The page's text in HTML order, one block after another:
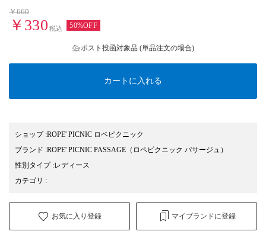
￥660
￥330 税込 50%OFF
ポスト投函対象品 (単品注文の場合)
カートに入れる
ショップ:ROPE' PICNIC ロペピクニック
ブランド :ROPE' PICNIC PASSAGE （ロペピクニック パサージュ）
性別タイプ:レディース
カテゴリ :
お気に入り登録 マイブランドに登録